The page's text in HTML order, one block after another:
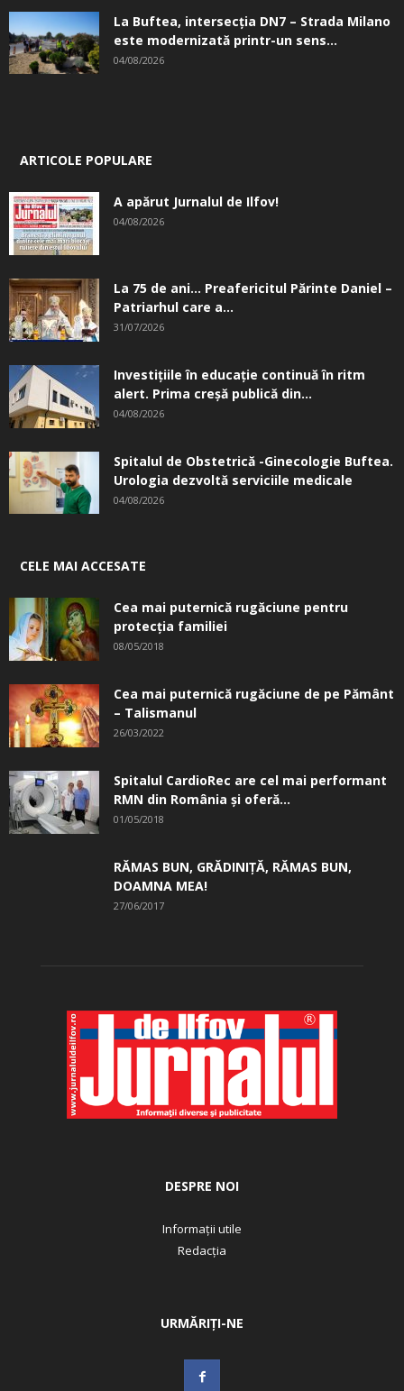
La Buftea, intersecţia DN7 – Strada Milano
este modernizată printr-un sens...
04/08/2026
ARTICOLE POPULARE
A apărut Jurnalul de Ilfov!
04/08/2026
La 75 de ani… Preafericitul Părinte Daniel –
Patriarhul care a...
31/07/2026
Investițiile în educație continuă în ritm
alert. Prima creşă publică din...
04/08/2026
Spitalul de Obstetrică -Ginecologie Buftea.
Urologia dezvoltă serviciile medicale
04/08/2026
CELE MAI ACCESATE
Cea mai puternică rugăciune pentru
protecția familiei
08/05/2018
Cea mai puternică rugăciune de pe Pământ
– Talismanul
26/03/2022
Spitalul CardioRec are cel mai performant
RMN din România și oferă...
01/05/2018
RĂMAS BUN, GRĂDINIŢĂ, ­RĂMAS BUN,
DOAMNA MEA!
27/06/2017
DESPRE NOI
Informații utile
Redacția
URMĂRIȚI-NE